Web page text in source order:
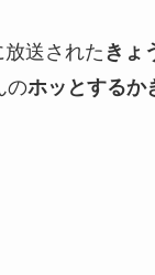
送された きょ
のホッとするか